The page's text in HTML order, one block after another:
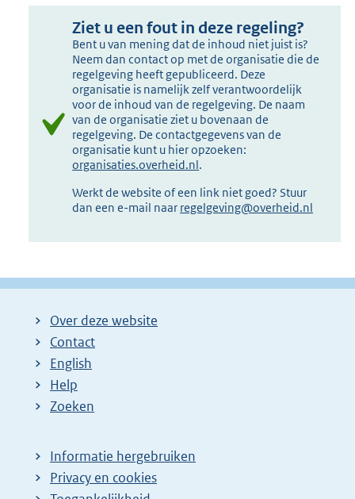
Ziet u een fout in deze regeling?
Bent u van mening dat de inhoud niet juist is?
Neem dan contact op met de organisatie die de
regelgeving heeft gepubliceerd. Deze
organisatie is namelijk zelf verantwoordelijk
voor de inhoud van de regelgeving. De naam
van de organisatie ziet u bovenaan de
regelgeving. De contactgegevens van de
organisatie kunt u hier opzoeken:
organisaties.overheid.nl.
Werkt de website of een link niet goed? Stuur
dan een e-mail naar regelgeving@overheid.nl
Over deze website
Contact
English
Help
Zoeken
Informatie hergebruiken
Privacy en cookies